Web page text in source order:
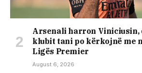
Arsenali harron Viniciusin,
klubit tani po kërkojnë me
Ligës Premier
August 6, 2026